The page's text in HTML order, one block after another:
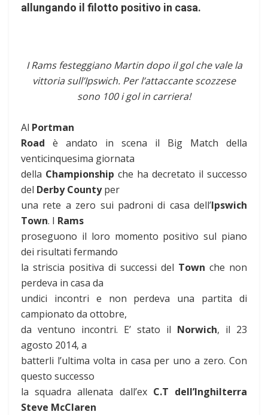
allungando il filotto positivo in casa.
I Rams festeggiano Martin dopo il gol che vale la
vittoria sull’Ipswich. Per l’attaccante scozzese
sono 100 i gol in carriera!
Al Portman
Road è andato in scena il Big Match della
venticinquesima giornata
della Championship che ha decretato il successo
del Derby Countyper
una rete a zero sui padroni di casa dell’Ipswich
Town. I Rams
proseguono il loro momento positivo sul piano
dei risultati fermando
la striscia positiva di successi del Town che non
perdeva in casa da
undici incontri e non perdeva una partita di
campionato da ottobre,
da ventuno incontri. E’ stato il Norwich, il 23
agosto 2014, a
batterli l’ultima volta in casa per uno a zero. Con
questo successo
la squadra allenata dall’ex C.T dell’Inghilterra
Steve McClaren